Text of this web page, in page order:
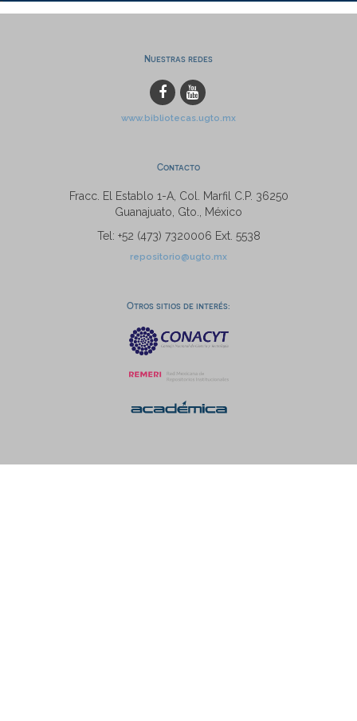
Nuestras redes
www.bibliotecas.ugto.mx
Contacto
Fracc. El Establo 1-A, Col. Marfil C.P. 36250
Guanajuato, Gto., México
Tel: +52 (473) 7320006 Ext. 5538
repositorio@ugto.mx
Otros sitios de interés: